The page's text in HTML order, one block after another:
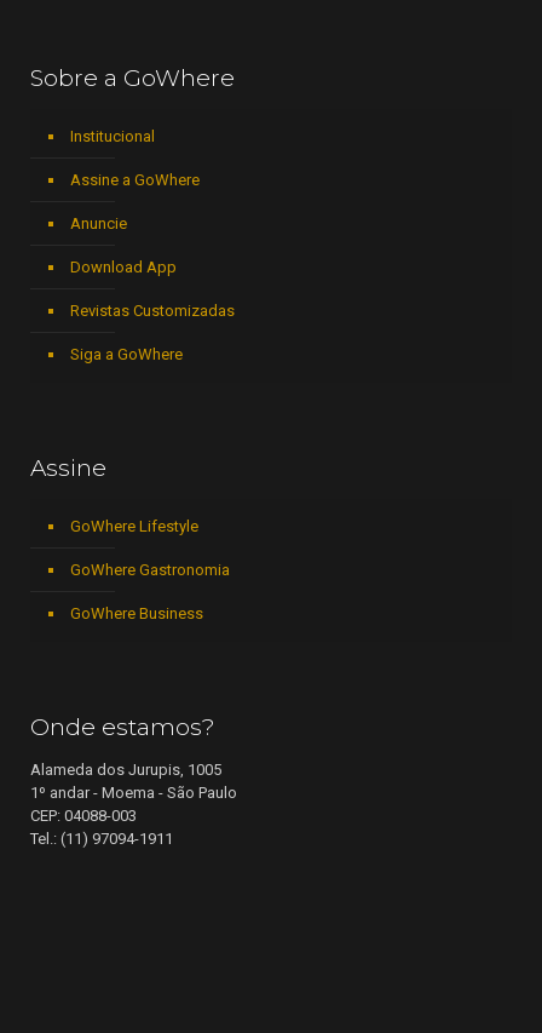
Sobre a GoWhere
Institucional
Assine a GoWhere
Anuncie
Download App
Revistas Customizadas
Siga a GoWhere
Assine
GoWhere Lifestyle
GoWhere Gastronomia
GoWhere Business
Onde estamos?
Alameda dos Jurupis, 1005
1º andar - Moema - São Paulo
CEP: 04088-003
Tel.: (11) 97094-1911